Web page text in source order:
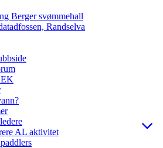
Berger svømmehall
Randselva
AL aktivitet